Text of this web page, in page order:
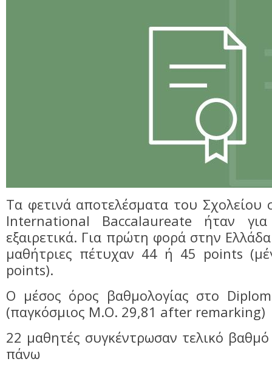
Τα φετινά αποτελέσματα του Σχολείου
International Baccalaureate ήταν
εξαιρετικά. Για πρώτη φορά στην
μαθήτριες πέτυχαν 44 ή 45 points
points).
Ο μέσος όρος βαθμολογίας στο
(παγκόσμιος Μ.Ο. 29,81 after remarking)
22 μαθητές συγκέντρωσαν τελικό
πάνω